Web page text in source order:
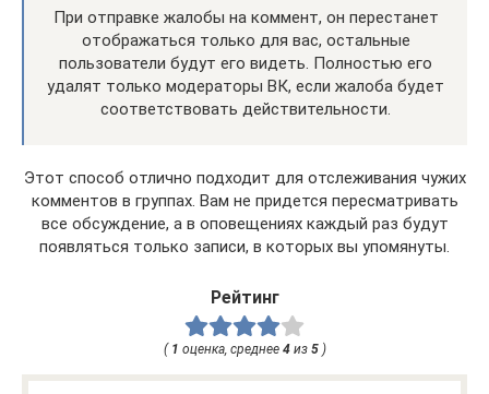
При отправке жалобы на коммент, он перестанет
отображаться только для вас, остальные
пользователи будут его видеть. Полностью его
удалят только модераторы ВК, если жалоба будет
соответствовать действительности.
Этот способ отлично подходит для отслеживания чужих
комментов в группах. Вам не придется пересматривать
все обсуждение, а в оповещениях каждый раз будут
появляться только записи, в которых вы упомянуты.
Рейтинг
( 1 оценка, среднее 4из 5)